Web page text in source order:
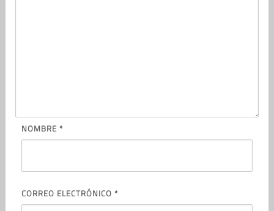
NOMBRE *
CORREO ELECTRÓNICO *